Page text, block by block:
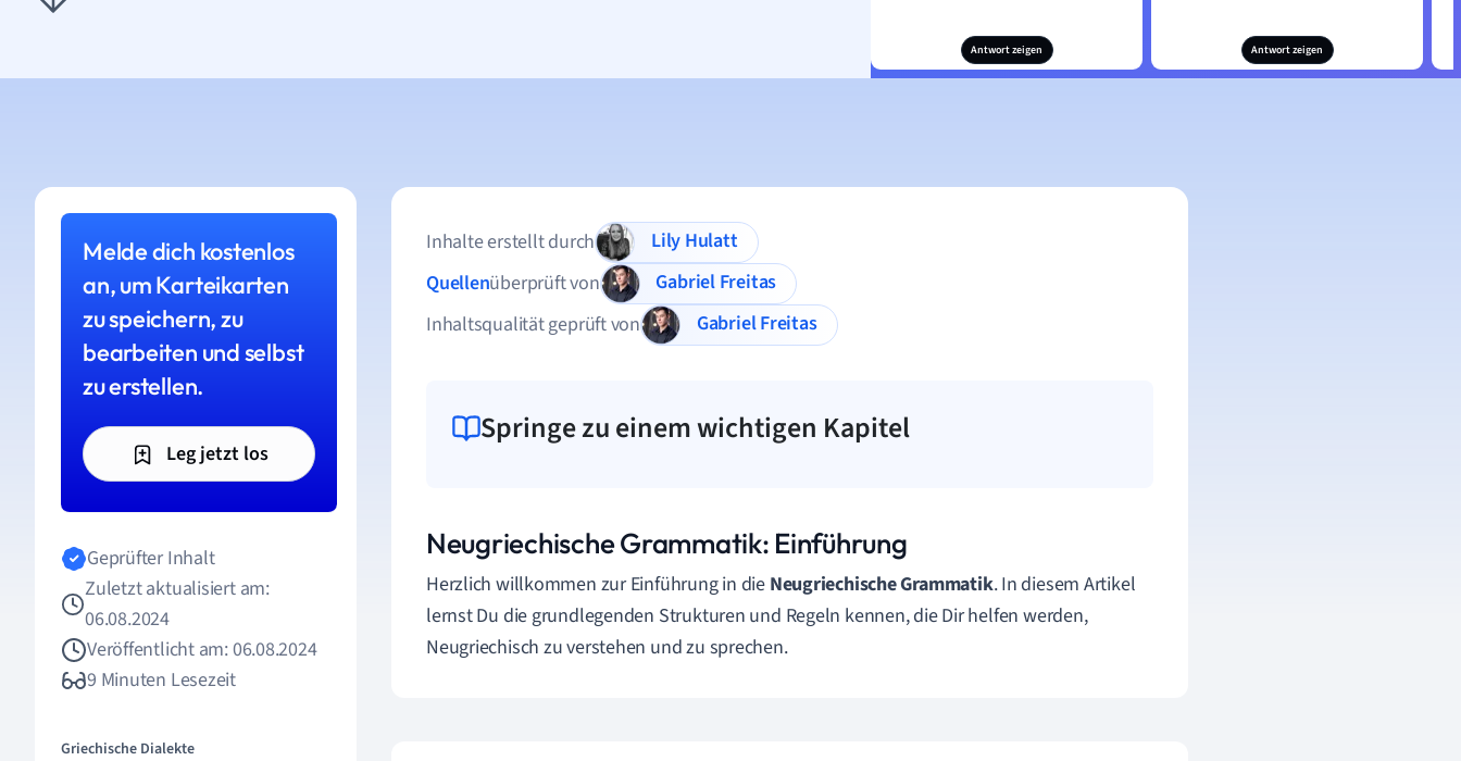
Antwort zeigen Antwort zeigen
Melde dich kostenlos
an, um Karteikarten
zu speichern, zu
bearbeiten und selbst
zu erstellen.
Leg jetzt los
Geprüfter Inhalt
Zuletzt aktualisiert am:
06.08.2024
Veröffentlicht am: 06.08.2024
9 Minuten Lesezeit
Griechische Dialekte
Inhalte erstellt durch
Lily Hulatt
Quellenüberprüft von
Gabriel Freitas
Inhaltsqualität geprüft von
Gabriel Freitas
Springe zu einem wichtigen Kapitel
Neugriechische Grammatik: Einführung
Herzlich willkommen zur Einführung in die Neugriechische Grammatik. In diesem Artikel
lernst Du die grundlegenden Strukturen und Regeln kennen, die Dir helfen werden,
Neugriechisch zu verstehen und zu sprechen.